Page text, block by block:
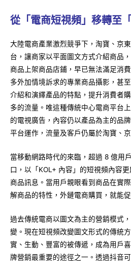
從「電商短視頻」移轉至
大陸電商產業激烈競爭下，淘寶、京
台，讓商家以平面圖文方式介紹商品
商品上架商品店鋪，早已無法滿足消
多外加情境訴求的專業商品攝影，甚
介紹和演繹產品的特點，提升消費者
多的流量。唯這種傳統中心電商平台
的電視廣告，內容仍以產品為主的品
平台運作，流量及客戶仍屬於淘寶、
當移動網路時代的來臨，超過 8 億用
口，以「KOL+ 內容」的短視頻內容
商品訊息。當用戶親眼看到商品在實
解商品的特性，外鏈電商購買，就能
過去傳統電商以圖文為主的營銷模式
變。現在短視頻改變圖文形式的傳統
實、生動、豐富的被傳遞，成為用戶
牌營銷最重要的途徑之一。透過抖音